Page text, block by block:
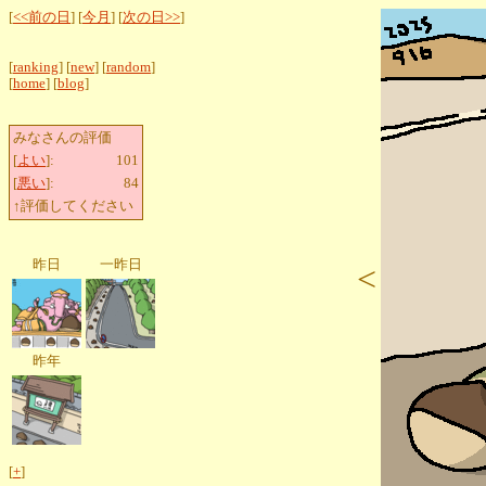
[<<前の日 ] [今月 ] [次の日>>]
[ranking] [new] [random]
[home] [blog]
みなさんの評価
[よい]:
101
[悪い]:
84
↑評価してください
昨日 一昨日
昨年
[+]
<